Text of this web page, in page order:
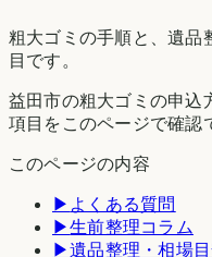
粗大ゴミの手順と、遺品
目です。
益田市の粗大ゴミの申込
項目をこのページで確認
このページの内容
▶ よくある質問
▶生前整理コラム
▶遺品整理・相場